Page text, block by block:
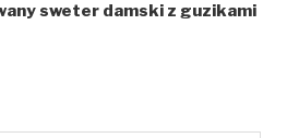
sweter damski z guzikami